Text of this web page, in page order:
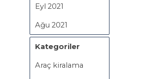
Eyl 2021
Ağu 2021
Kategoriler
Araç kiralama